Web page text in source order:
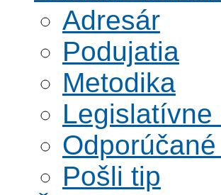
Adresár
Podujatia
Metodika
Pošli tip